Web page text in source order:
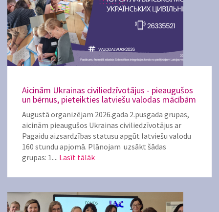
Aicinām Ukrainas civiliedzīvotājus - pieaugušos
un bērnus, pieteikties latviešu valodas mācībām
Augustā organizējam 2026.gada 2.pusgada grupas,
aicinām pieaugušos Ukrainas civiliedzīvotājus ar
Pagaidu aizsardzības statusu apgūt latviešu valodu
160 stundu apjomā. Plānojam uzsākt šādas
grupas: 1.... Lasīt tālāk